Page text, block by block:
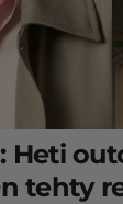
Heti
tehty